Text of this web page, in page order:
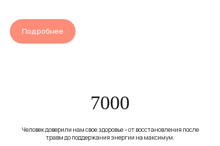
Подробнее
7000
Человек доверили нам свое здоровье – от восстановления после
травм до поддержания энергии на максимум.